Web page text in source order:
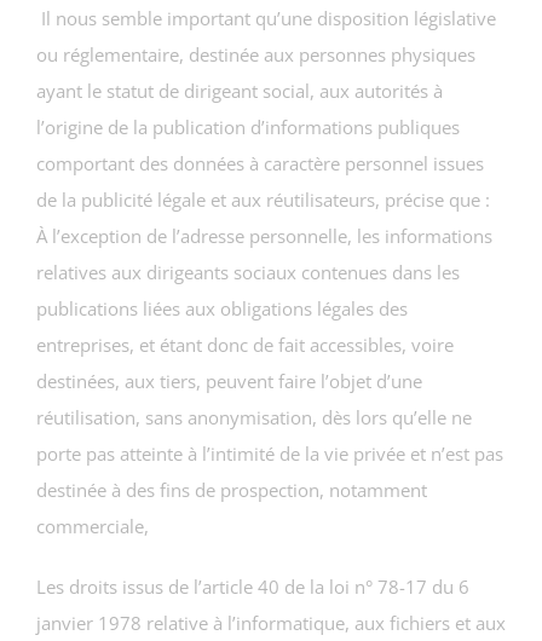
Il nous semble important qu’une disposition législative
ou réglementaire, destinée aux personnes physiques
ayant le statut de dirigeant social, aux autorités à
l’origine de la publication d’informations publiques
comportant des données à caractère personnel issues
de la publicité légale et aux réutilisateurs, précise que :
À l’exception de l’adresse personnelle, les informations
relatives aux dirigeants sociaux contenues dans les
publications liées aux obligations légales des
entreprises, et étant donc de fait accessibles, voire
destinées, aux tiers, peuvent faire l’objet d’une
réutilisation, sans anonymisation, dès lors qu’elle ne
porte pas atteinte à l’intimité de la vie privée et n’est pas
destinée à des fins de prospection, notamment
commerciale,
Les droits issus de l’article 40 de la loi n° 78-17 du 6
janvier 1978 relative à l’informatique, aux fichiers et aux